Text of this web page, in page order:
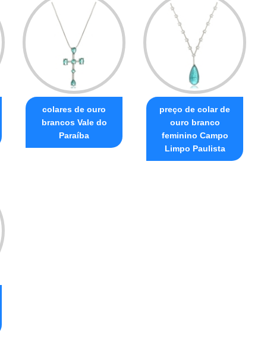
colares de ouro
brancos Vale do
Paraíba
preço de colar de
ouro branco
feminino Campo
Limpo Paulista